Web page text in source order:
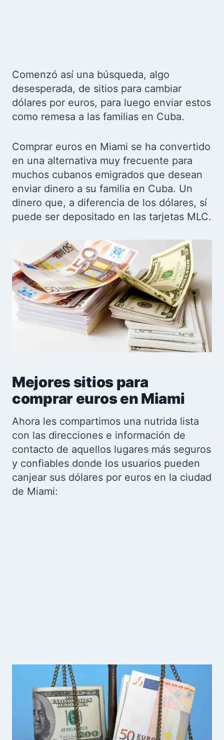
Comenzó así una búsqueda, algo
desesperada, de sitios para cambiar
dólares por euros, para luego enviar estos
como remesa a las familias en Cuba.
Comprar euros en Miami se ha convertido
en una alternativa muy frecuente para
muchos cubanos emigrados que desean
enviar dinero a su familia en Cuba. Un
dinero que, a diferencia de los dólares, sí
puede ser depositado en las tarjetas MLC.
Mejores sitios para
comprar euros en Miami
Ahora les compartimos una nutrida lista
con las direcciones e información de
contacto de aquellos lugares más seguros
y confiables donde los usuarios pueden
canjear sus dólares por euros en la ciudad
de Miami: